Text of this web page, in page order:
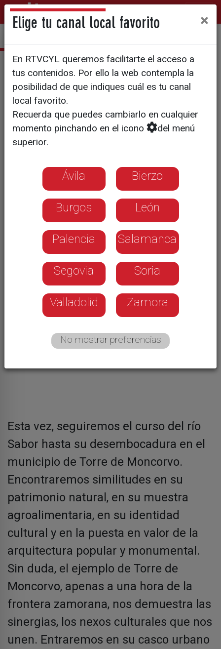
El Arcón
T12/E26: Torre de Moncorvo,
miradores sobre la historia
De nuevo, El Arcón cruza la otra orilla
impresionantes y bellísimas
panorámicas del Douro en tierra
portuguesa
Esta vez, seguiremos el curso del río
Sabor hasta su desembocadura en el
municipio de Torre de Moncorvo.
Encontraremos similitudes en su
patrimonio natural, en su muestra
agroalimentaria, en su identidad
cultural y en la puesta en valor de la
arquitectura popular y monumental.
Sin duda, el ejemplo de Torre de
Moncorvo, apenas a una hora de la
frontera zamorana, nos demuestra las
sinergias, los nexos culturales que nos
unen. Entraremos en su casco urbano
Elige tu canal local favorito ×
En RTVCYL queremos facilitarte el acceso a
tus contenidos. Por ello la web contempla la
posibilidad de que indiques cuál es tu canal
local favorito.
Recuerda que puedes cambiarlo en cualquier
momento pinchando en el icono
del menú
superior.
Ávila Bierzo
Burgos León
Palencia Salamanca
Segovia Soria
Valladolid Zamora
No mostrar preferencias